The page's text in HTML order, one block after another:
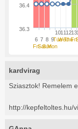
6
Fri
7
Sat
8
Sun
9
Mon
10
Tue
11
Wed
12
Thu
13
Fri
36.3
36.4
kardvirag
Sziasztok! Remelem
http://kepfeltoltes.hu/